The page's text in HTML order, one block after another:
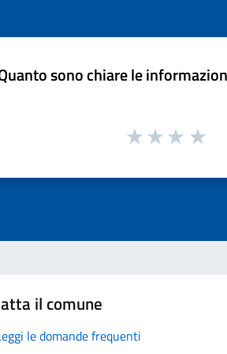
sono chiare le
il comune
le domande frequenti